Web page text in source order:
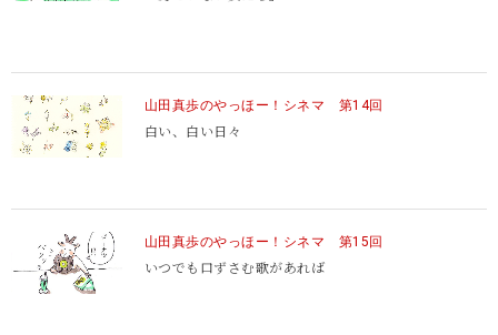
山田真歩のやっほー！シネマ 第14回
白い、白い日々
山田真歩のやっほー！シネマ 第15回
いつでも口ずさむ歌があれば